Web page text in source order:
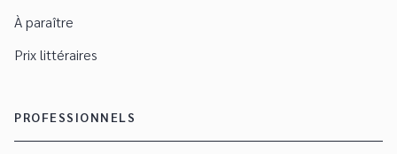
À paraître
Prix littéraires
PROFESSIONNELS